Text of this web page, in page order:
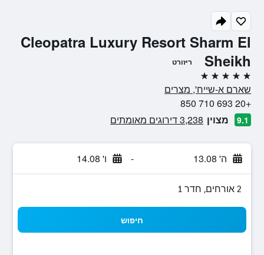
Cleopatra Luxury Resort Sharm El
Sheikh
ריזורט
5 כוכבים
שארם א-שייח', מצרים
+20 693 710 850
9.1 מצוין 3,238 דירוגים מאומתים
ה' 13.08 - ו' 14.08
2 אורחים, חדר 1
חיפוש